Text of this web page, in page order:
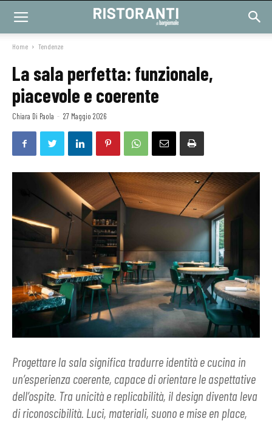
Home Tendenze
La sala perfetta: funzionale,
piacevole e coerente
Chiara Di Paola - 27 Maggio 2026
Progettare la sala significa tradurre identità e cucina in
un’esperienza coerente, capace di orientare le aspettative
dell’ospite. Tra unicità e replicabilità, il design diventa leva
di riconoscibilità. Luci, materiali, suono e mise en place,